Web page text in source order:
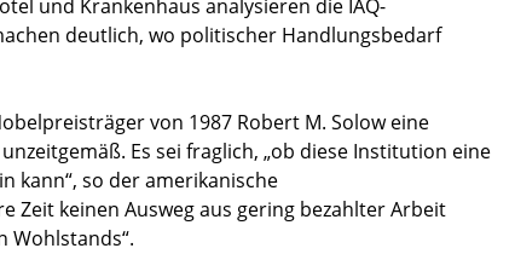
und Krankenhaus analysieren die IAQ-
deutlich, wo politischer Handlungsbedarf
von 1987 Robert M. Solow eine
Es sei fraglich, „ob diese Institution eine
kann“, so der amerikanische
Zeit keinen Ausweg aus gering bezahlter Arbeit
Wohlstands“.